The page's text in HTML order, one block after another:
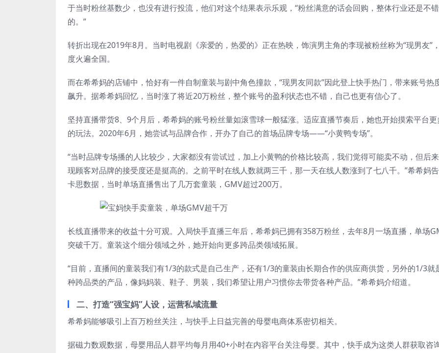
于当时粉丝基数少，也没有进行投流，他们对这个结果表示乐观，“粉丝满意的话会回购，整体行业还是不错
的。”
转折出现在2019年8月。当时电视剧《亲爱的，热爱的》正在热映，饰演男主角的李现被粉丝称为“现男友”
度火遍全国。
而在希希妈的店铺中，恰好有一件自制童装与剧中角色撞款，“现男友同款”因此登上快手热门，带来账号热
飙升。据希希妈回忆，当时涨了将近20万粉丝，整个账号的盈利状态也不错，自己也更有信心了。
坚持直播带货8、9个月后，希希妈的账号粉丝量如滚雪球一般猛涨。适应直播节奏后，她也开始摸索平台更
的玩法。2020年6月，她尝试与品牌合作，开办了自己的首场品牌专场——“小黄鸭专场”。
“当时品牌专场播的人比较少，大家都没有尝试过，加上小黄鸭的价格比较高，我们觉得可能卖不动，但后
现顾客对品牌的接受度还是挺高的。之前平时在线人数就两三千，那一天在线人数涨到了七八千。”希希妈
卡思数据，当时单场直播售出了几万套童装，GMV超过200万。
长线直播带来的收益十分可观。入局快手直播三年后，希希妈已拥有358万粉丝，去年8月一场直播，单场
突破千万。童装这个细分领域之外，她开始向更多跨品类领域拓展。
“目前，直播间的童装我们有1/3的款式是自己生产，还有1/3的童装由长期合作的供应商供货，另外的1/3就
种跨品类的产品，像妈妈装、鞋子、男装，我们希望让用户习惯你去带货各种产品。”希希妈介绍道。
二、打造“强宝妈”人设，运营私域流量
希希妈能够吸引上百万粉丝关注，与快手上日益完善的母婴电商体系密切相关。
据磁力数观数据，母婴用品人群平均每月用40+小时在内容平台关注母婴。其中，快手成为这类人群获取咨询